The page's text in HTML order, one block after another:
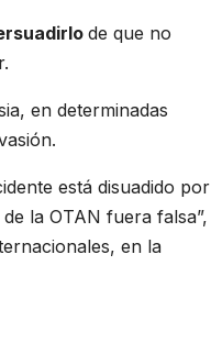
de que no
en determinadas
está disuadido por
la OTAN fuera falsa”,
en la